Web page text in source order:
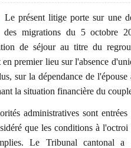
Le présent litige porte sur une
des migrations du 5 octobre
de séjour au titre du
en premier lieu sur l'absence
sur la dépendance de
la situation financière du
administratives sont
que les conditions à
Le Tribunal cantonal